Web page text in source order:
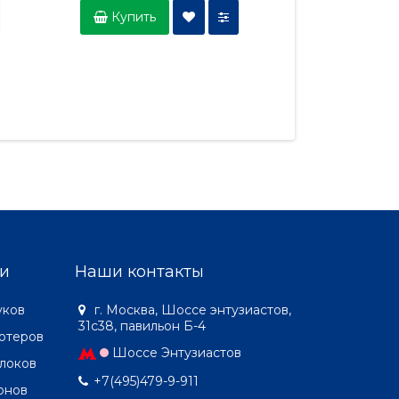
Купить
Наши контакты
г. Москва, Шоссе энтузиастов,
31с38, павильон Б-4
Шоссе Энтузиастов
+7(495)479-9-911